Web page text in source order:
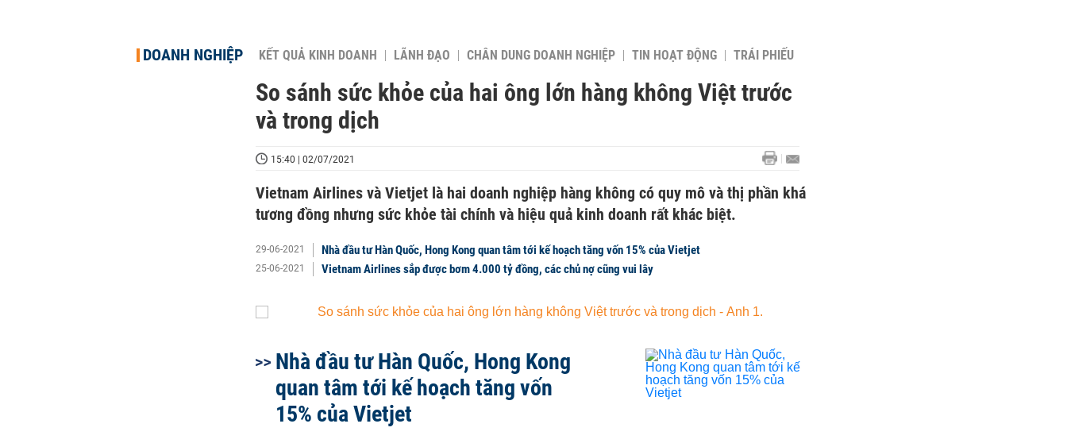
DOANH NGHIỆP KẾT QUẢ KINH DOANH LÃNH ĐẠO CHÂN DUNG DOANH NGHIỆP TIN HOẠT ĐỘNG TRÁI PHIẾU
So sánh sức khỏe của hai ông lớn hàng không Việt trước
và trong dịch
15:40 | 02/07/2021
Vietnam Airlines và Vietjet là hai doanh nghiệp hàng không có quy mô và thị phần khá
tương đồng nhưng sức khỏe tài chính và hiệu quả kinh doanh rất khác biệt.
29-06-2021 Nhà đầu tư Hàn Quốc, Hong Kong quan tâm tới kế hoạch tăng vốn 15% của Vietjet
25-06-2021 Vietnam Airlines sắp được bơm 4.000 tỷ đồng, các chủ nợ cũng vui lây
Nhà đầu tư Hàn Quốc, Hong Kong
quan tâm tới kế hoạch tăng vốn
15% của Vietjet